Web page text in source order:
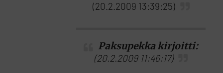
(20.2.2009 13:39:25)
Paksupekka kirjoitti:
(20.2.2009 11:46:17)